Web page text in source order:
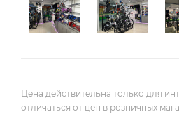
Цена действительна только для
отличаться от цен в розничных